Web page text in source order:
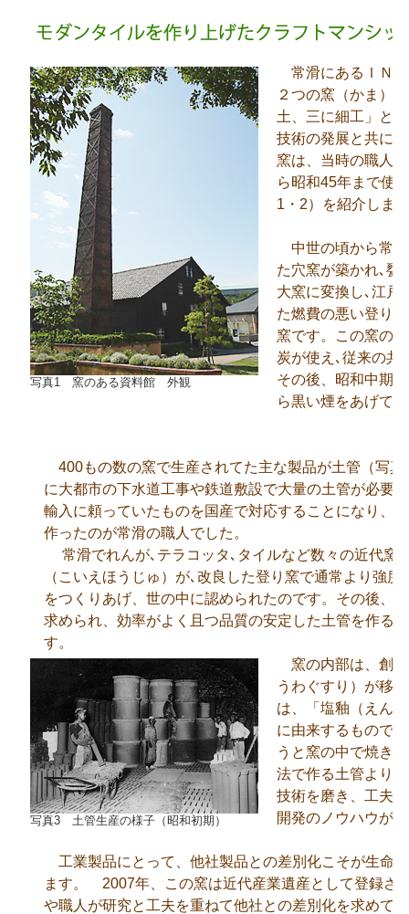
写真1 窯のある資料館 外観
常滑にあるＩＮＡ
２つの窯（かま）
土、三に細工」と
技術の発展と共に
窯は、当時の職人
ら昭和45年まで使
1・2）を紹介しま
中世の頃から常滑
た穴窯が築かれ､甕
大窯に変換し､江戸
た燃費の悪い登り
窯です。この窯の
炭が使え､従来の共
その後、昭和中期
ら黒い煙をあげて
400もの数の窯で生産されてた主な製品が土管（写
に大都市の下水道工事や鉄道敷設で大量の土管が必要
輸入に頼っていたものを国産で対応することになり、
作ったのが常滑の職人でした。
常滑でれんが､テラコッタ､タイルなど数々の近代窯
（こいえほうじゅ）が､改良した登り窯で通常より強
をつくりあげ、世の中に認められたのです。その後、
求められ、効率がよく且つ品質の安定した土管を作る
す。
写真3 土管生産の様子（昭和初期）
窯の内部は、創建
うわぐすり）が移
は、「塩釉（えん
に由来するもので
うと窯の中で焼き
法で作る土管より
技術を磨き、工夫
開発のノウハウが
工業製品にとって、他社製品との差別化こそが生命
ます。 2007年、この窯は近代産業遺産として登録さ
や職人が研究と工夫を重ねて他社との差別化を求めて